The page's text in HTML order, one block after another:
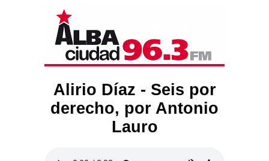
Alirio Díaz - Seis por
derecho, por Antonio
Lauro